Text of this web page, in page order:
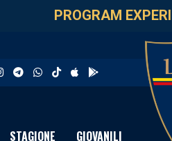
PROGRAM
STAGIONE GIOVANILI